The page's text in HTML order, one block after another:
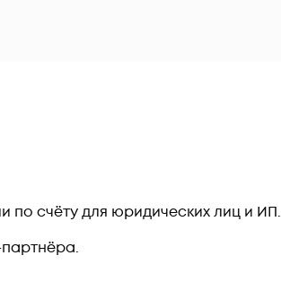
по счёту для юридических лиц и ИП.